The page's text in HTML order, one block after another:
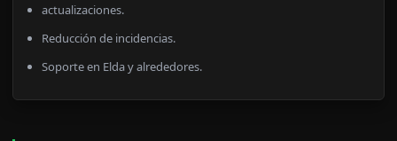
actualizaciones.
Reducción de incidencias.
Soporte en Elda y alrededores.